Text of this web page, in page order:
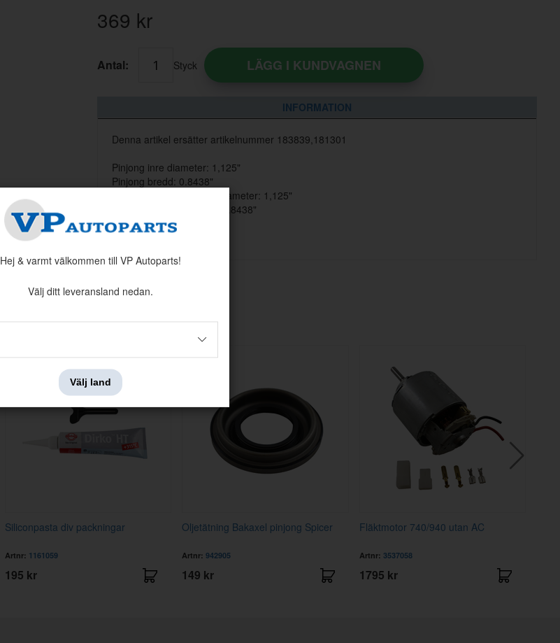
369 kr
Antal: Styck LÄGG I KUNDVAGNEN
INFORMATION
Denna artikel ersätter artikelnummer 183839,181301
Pinjong inre diameter: 1,125"
Pinjong bredd: 0.8438"
T/C utgående axel innerdiameter: 1,125"
T/C utgående axel bredd: .8438"
Siliconpasta div packningar
Artnr: 1161059
195 kr
Oljetätning Bakaxel pinjong Spicer
Artnr:942905
149 kr
Fläktmotor 740/940 utan AC
Artnr: 3537058
1795 kr
Hej & varmt välkommen till VP Autoparts!
Välj ditt leveransland nedan.
Välj land